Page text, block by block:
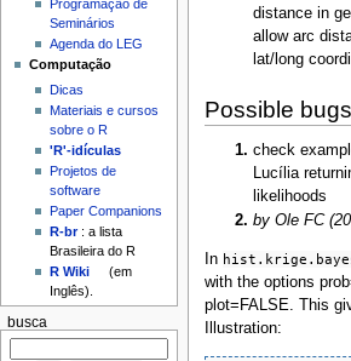
distance in
allow arc
lat/long
Possible
check
Lucília
likelihoods
by Ole FC
In
with the options
plot=FALSE. This
Illustration:
Programação de
Seminários
Agenda do LEG
Computação
Dicas
Materiais e cursos
sobre o R
'R'-idículas
Projetos de
software
Paper Companions
R-br: a lista
Brasileira do R
R Wiki
(em
Inglês).
busca